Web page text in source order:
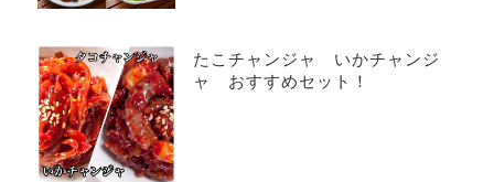
たこチャンジャ いかチャンジ
ャ おすすめセット！